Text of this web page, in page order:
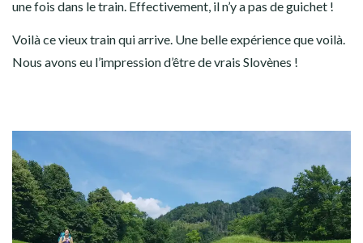
une fois dans le train. Effectivement, il n’y a pas de guichet !
Voilà ce vieux train qui arrive. Une belle expérience que voilà.
Nous avons eu l’impression d’être de vrais Slovènes !